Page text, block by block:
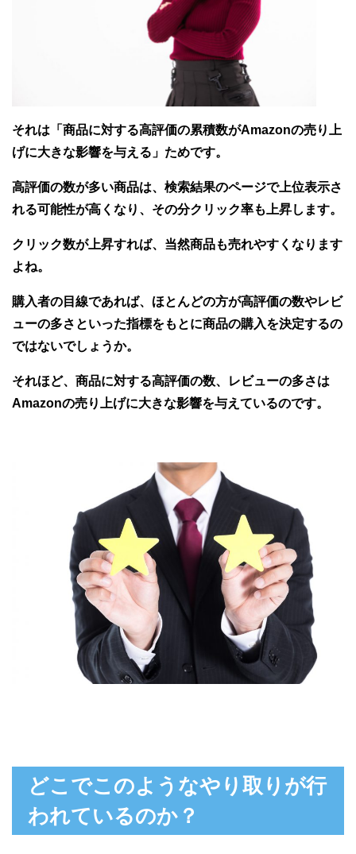
それは「商品に対する高評価の累積数がAmazonの売り上
げに大きな影響を与える」ためです。
高評価の数が多い商品は、検索結果のページで上位表示さ
れる可能性が高くなり、その分クリック率も上昇します。
クリック数が上昇すれば、当然商品も売れやすくなります
よね。
購入者の目線であれば、ほとんどの方が高評価の数やレビ
ューの多さといった指標をもとに商品の購入を決定するの
ではないでしょうか。
それほど、商品に対する高評価の数、レビューの多さは
Amazonの売り上げに大きな影響を与えているのです。
どこでこのようなやり取りが行
われているのか？